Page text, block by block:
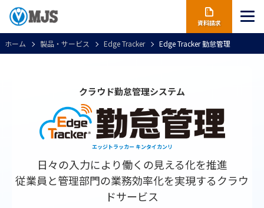
資料請求
ホーム 製品・サービス Edge Tracker Edge Tracker 勤怠管理
クラウド勤怠管理システム
エッジトラッカー キンタイカンリ
日々の入力により働くの見える化を推進
従業員と管理部門の業務効率化を実現するクラウ
ドサービス